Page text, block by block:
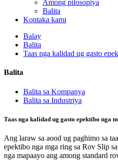
Among pilosopiya
Balita
Kontaka kami
Balay
Balita
Taas nga kalidad ug gasto
Balita
Balita sa Kompanya
Balita sa Industriya
Taas nga kalidad ug gasto epektibo nga
Ang laraw sa aood ug paghimo sa
epektibo nga mga ring sa Rov Slip
nga mapaayo ang among standard